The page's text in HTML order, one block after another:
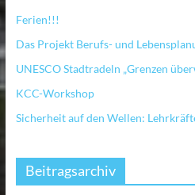
Ferien!!!
Das Projekt Berufs- und
UNESCO Stadtradeln „Grenzen
KCC-Workshop
Sicherheit auf den Wellen:
Beitragsarchiv